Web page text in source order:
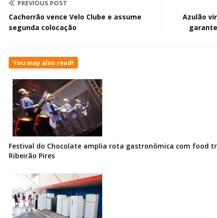
PREVIOUS POST
Cachorrão vence Velo Clube e assume
segunda colocação
Azulão
You may also read!
Festival do Chocolate amplia rota gastronômica com food
Ribeirão Pires